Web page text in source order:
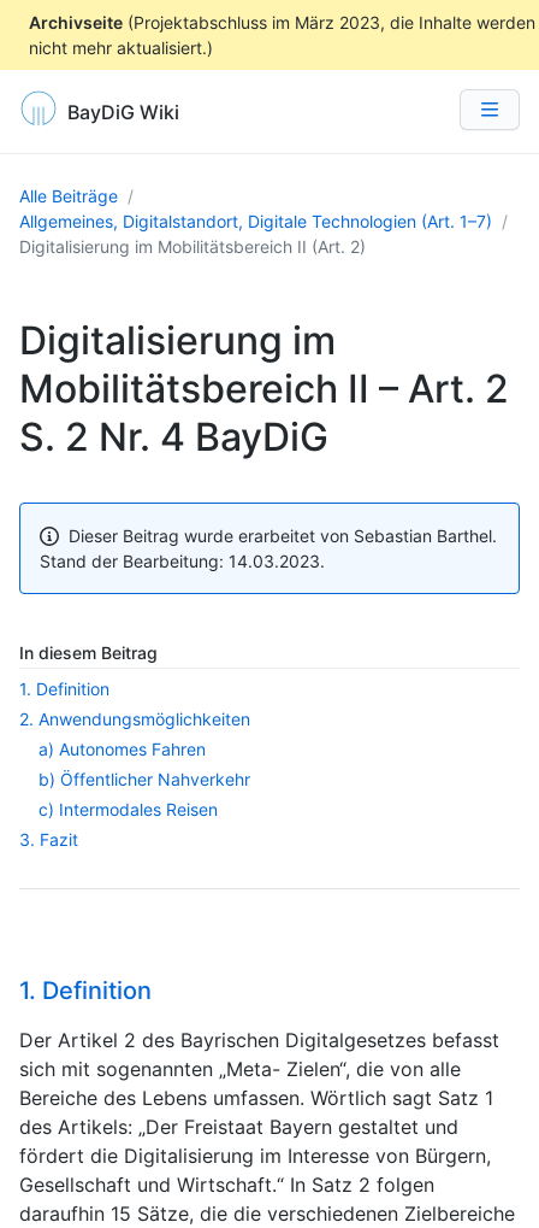
Archivseite (Projektabschluss im März 2023, die Inhalte werden
nicht mehr aktualisiert.)
BayDiG Wiki
Alle Beiträge
Allgemeines, Digitalstandort, Digitale Technologien (Art. 1–7)
Digitalisierung im Mobilitätsbereich II (Art. 2)
Digitalisierung im
Mobilitätsbereich II – Art. 2
S. 2 Nr. 4 BayDiG
Dieser Beitrag wurde erarbeitet von Sebastian Barthel.
Stand der Bearbeitung: 14.03.2023.
In diesem Beitrag
1. Definition
2. Anwendungsmöglichkeiten
a) Autonomes Fahren
b) Öffentlicher Nahverkehr
c) Intermodales Reisen
3. Fazit
1. Definition
Der Artikel 2 des Bayrischen Digitalgesetzes befasst
sich mit sogenannten „Meta- Zielen“, die von alle
Bereiche des Lebens umfassen. Wörtlich sagt Satz 1
des Artikels: „Der Freistaat Bayern gestaltet und
fördert die Digitalisierung im Interesse von Bürgern,
Gesellschaft und Wirtschaft.“ In Satz 2 folgen
daraufhin 15 Sätze, die die verschiedenen Zielbereiche